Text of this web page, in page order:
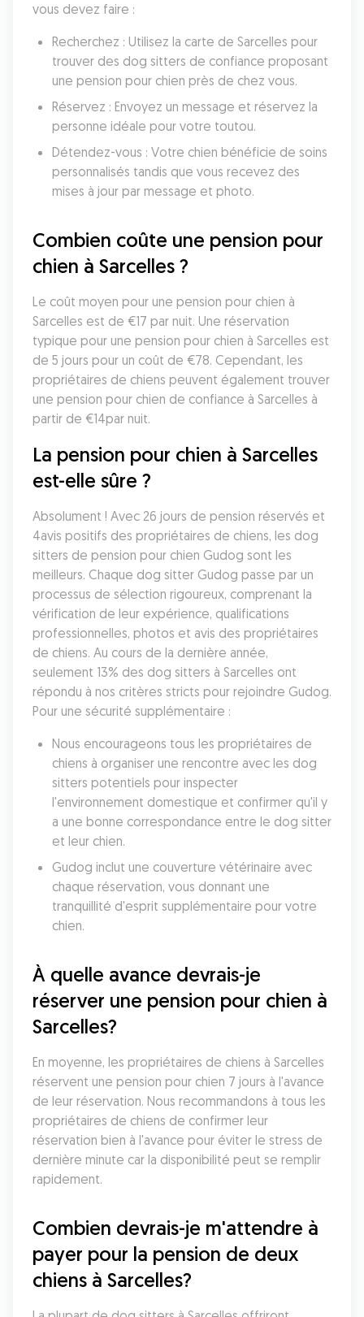
vous devez faire :
Recherchez : Utilisez la carte de Sarcelles pour
trouver des dog sitters de confiance proposant
une pension pour chien près de chez vous.
Réservez : Envoyez un message et réservez la
personne idéale pour votre toutou.
Détendez-vous : Votre chien bénéficie de soins
personnalisés tandis que vous recevez des
mises à jour par message et photo.
Combien coûte une pension pour
chien à Sarcelles ?
Le coût moyen pour une pension pour chien à
Sarcelles est de €17 par nuit. Une réservation
typique pour une pension pour chien à Sarcelles est
de 5 jours pour un coût de €78. Cependant, les
propriétaires de chiens peuvent également trouver
une pension pour chien de confiance à Sarcelles à
partir de €14par nuit.
La pension pour chien à Sarcelles
est-elle sûre ?
Absolument ! Avec 26 jours de pension réservés et
4avis positifs des propriétaires de chiens, les dog
sitters de pension pour chien Gudog sont les
meilleurs. Chaque dog sitter Gudog passe par un
processus de sélection rigoureux, comprenant la
vérification de leur expérience, qualifications
professionnelles, photos et avis des propriétaires
de chiens. Au cours de la dernière année,
seulement 13% des dog sitters à Sarcelles ont
répondu à nos critères stricts pour rejoindre Gudog.
Pour une sécurité supplémentaire :
Nous encourageons tous les propriétaires de
chiens à organiser une rencontre avec les dog
sitters potentiels pour inspecter
l'environnement domestique et confirmer qu'il y
a une bonne correspondance entre le dog sitter
et leur chien.
Gudog inclut une couverture vétérinaire avec
chaque réservation, vous donnant une
tranquillité d'esprit supplémentaire pour votre
chien.
À quelle avance devrais-je
réserver une pension pour chien à
Sarcelles?
En moyenne, les propriétaires de chiens à Sarcelles
réservent une pension pour chien 7 jours à l'avance
de leur réservation. Nous recommandons à tous les
propriétaires de chiens de confirmer leur
réservation bien à l'avance pour éviter le stress de
dernière minute car la disponibilité peut se remplir
rapidement.
Combien devrais-je m'attendre à
payer pour la pension de deux
chiens à Sarcelles?